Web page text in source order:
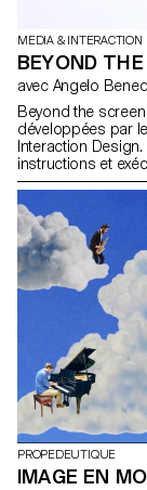
MEDIA & INTERACTION
BEYOND
avec Angelo
Beyond the
développées par
Interaction
instructions et
machines créent
PROPEDEUTIQUE
IMAGE EN